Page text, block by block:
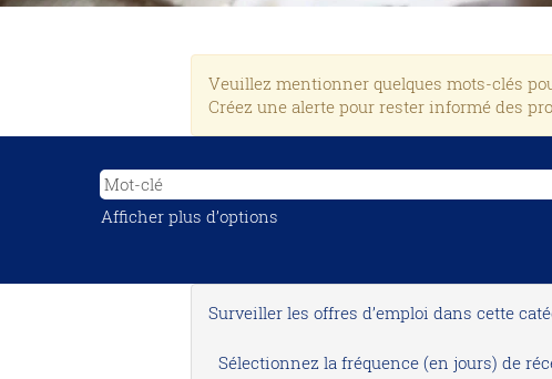
Veuillez mentionner quelques mots-clés
Créez une alerte pour rester informé des
Afficher plus d’options
Surveiller les offres d’emploi dans cette
Sélectionnez la fréquence (en jours) de